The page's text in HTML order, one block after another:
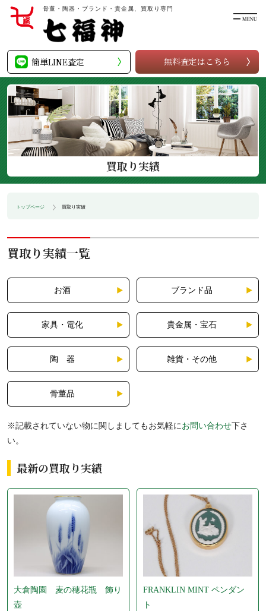
骨董・陶器・ブランド・貴金属、買取り専門
簡単LINE査定 無料査定は こちら
買取り実績
トップページ 買取り実績
買取り実績一覧
お酒 ブランド品
家具・電化 貴金属・宝石
陶 器 雑貨・その他
骨董品
※記載されていない物に関しましてもお気軽に お問い合わせ下さ
い。
最新の買取り実績
大倉陶園 麦の穂花瓶 飾り
壺
FRANKLIN MINT ペンダン
ト